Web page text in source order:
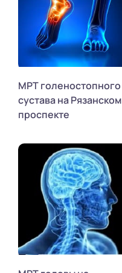
МРТ голеностопного
сустава на Рязанском
проспекте